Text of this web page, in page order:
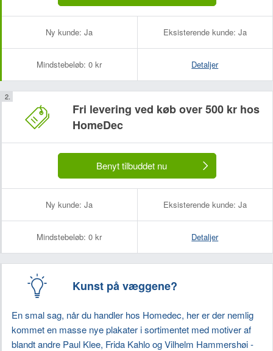
Ny kunde: Ja Eksisterende kunde: Ja
Mindstebeløb: 0 kr Detaljer
Fri levering ved køb over 500 kr hos
HomeDec
Benyt tilbuddet nu
Ny kunde: Ja Eksisterende kunde: Ja
Mindstebeløb: 0 kr Detaljer
Kunst på væggene?
En smal sag, når du handler hos Homedec, her er der nemlig
kommet en masse nye plakater i sortimentet med motiver af
blandt andre Paul Klee, Frida Kahlo og Vilhelm Hammershøi -